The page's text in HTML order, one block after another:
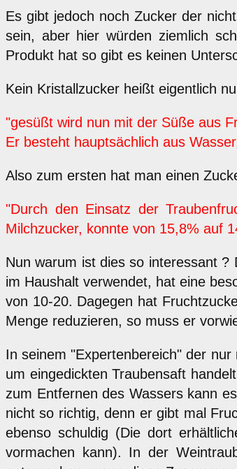
Es gibt jedoch noch Zucker der
sein, aber hier würden ziemlich
Produkt hat so gibt es keinen
Kein Kristallzucker heißt eigentlich
"gesüßt wird nun mit der Süße aus
Er besteht hauptsächlich aus
Also zum ersten hat man einen
"Durch den Einsatz der
Milchzucker, konnte von 15,8% auf
Nun warum ist dies so interessant ?
im Haushalt verwendet, hat eine
von 10-20. Dagegen hat
Menge reduzieren, so muss er
In seinem "Expertenbereich" der
um eingedickten Traubensaft
zum Entfernen des Wassers kann
nicht so richtig, denn er gibt mal
ebenso schuldig (Die dort
vormachen kann). In der